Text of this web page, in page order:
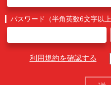
パスワード（半角英数6文字以上
利用規約を確認する